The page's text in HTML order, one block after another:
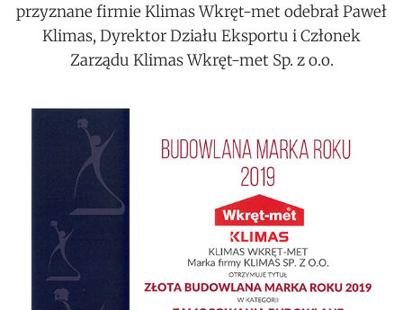
przyznane firmie Klimas Wkręt-met odebrał Paweł
Klimas, Dyrektor Działu Eksportu i Członek
Zarządu Klimas Wkręt-met Sp. z o.o.